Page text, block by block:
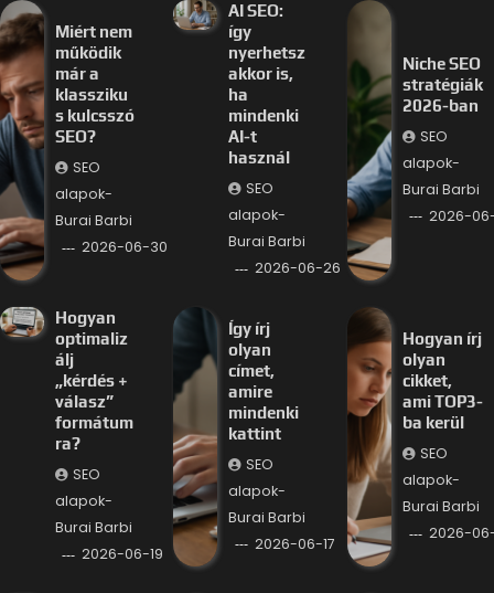
Miért nem
működik
már a
klassziku
s kulcsszó
SEO?
SEO
alapok-
Burai Barbi
2026-06-30
AI SEO:
így
nyerhetsz
akkor is,
ha
mindenki
AI-t
használ
SEO
alapok-
Burai Barbi
2026-06-26
Niche SEO
stratégiák
2026-ban
SEO
alapok-
Burai Barbi
2026-
Hogyan
optimaliz
álj
„kérdés +
válasz”
formátum
ra?
SEO
alapok-
Burai Barbi
2026-06-19
Így írj
olyan
címet,
amire
mindenki
kattint
SEO
alapok-
Burai Barbi
2026-06-17
Hogyan írj
olyan
cikket,
ami TOP3-
ba kerül
SEO
alapok-
Burai Barbi
2026-06-